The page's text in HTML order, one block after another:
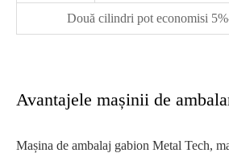
Două cilindri pot economisi
Avantajele mașinii de
Mașina de ambalaj gabion Metal Tech,